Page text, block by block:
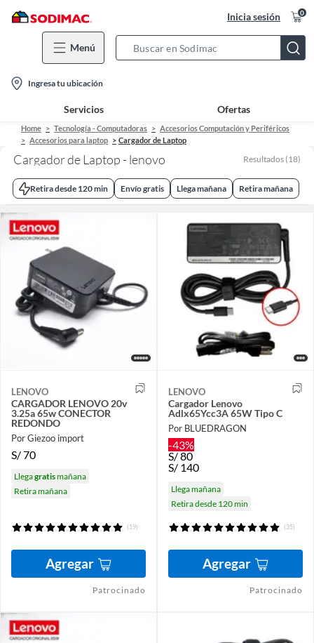
Inicia sesión 0
Menú
Bar
location-
icon
Ingresa tu ubicación
Servicios Ofertas
Home Tecnología - Computadoras
Accesorios Computación y Periféricos
Accesorios para laptop
Cargador de Laptop
Cargador de Laptop - lenovo Resultados (18)
Retira desde 120 min Envío gratis Llega mañana Retira mañana
LENOVO
CARGADOR LENOVO 20v
3.25a 65w CONECTOR
REDONDO
Por Giezoo import
S/70
Llegagratismañana
Retira mañana
(19)
Agregar
Patrocinado
LENOVO
Cargador Lenovo
Adlx65Ycc3A 65W Tipo C
Por BLUEDRAGON
-43%
S/80
S/ 140
Llega mañana
Retira desde 120 min
(35)
Agregar
Patrocinado